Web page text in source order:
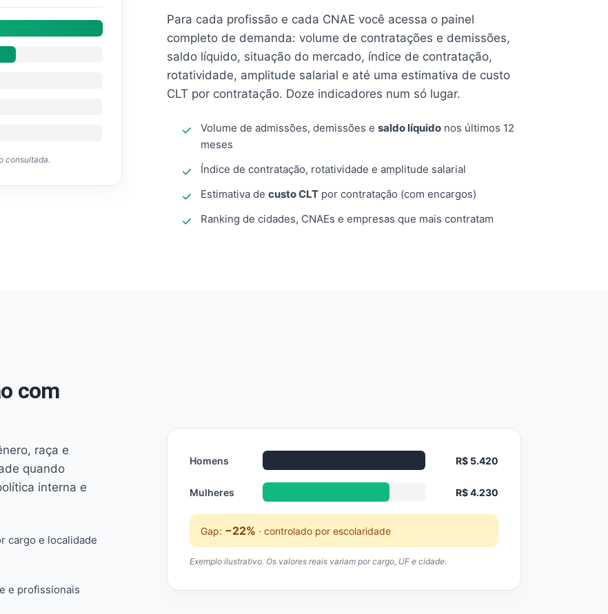
Para cada profissão e cada CNAE você acessa o painel
completo de demanda: volume de contratações e demissões,
saldo líquido, situação do mercado, índice de contratação,
rotatividade, amplitude salarial e até uma estimativa de custo
CLT por contratação. Doze indicadores num só lugar.
Volume de admissões, demissões e saldo líquido nos últimos 12
meses
Índice de contratação, rotatividade e amplitude salarial
Estimativa de custo CLT por contratação (com encargos)
Ranking de cidades, CNAEs e empresas que mais contratam
consultada.
com
raça e
quando
interna e
cargo e localidade
e profissionais
Homens R$ 5.420
Mulheres R$ 4.230
Gap: −22% · controlado por escolaridade
Exemplo ilustrativo. Os valores reais variam por cargo, UF e cidade.